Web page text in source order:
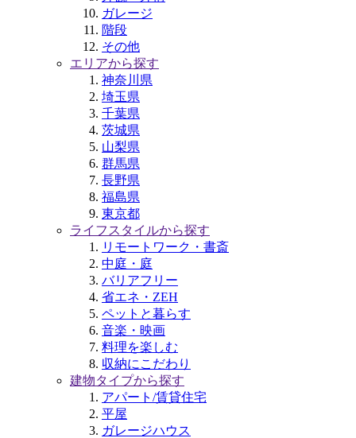
ガレージ
階段
その他
エリアから探す
神奈川県
埼玉県
千葉県
茨城県
山梨県
群馬県
長野県
福島県
東京都
ライフスタイルから探す
リモートワーク・書斎
中庭・庭
バリアフリー
省エネ・ZEH
ペットと暮らす
音楽・映画
料理を楽しむ
収納にこだわり
建物タイプから探す
アパート/賃貸住宅
平屋
ガレージハウス